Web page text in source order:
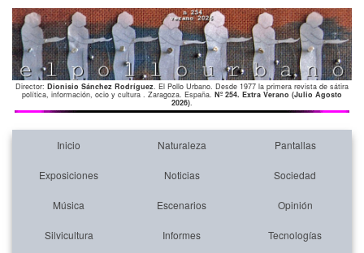
Director: Dionisio Sánchez Rodríguez. El Pollo Urbano. Desde 1977 la primera revista de sátira
política, información, ocio y cultura . Zaragoza. España. Nº 254. Extra Verano (Julio Agosto
2026).
Inicio Naturaleza Pantallas
Exposiciones Noticias Sociedad
Música Escenarios Opinión
Silvicultura Informes Tecnologías